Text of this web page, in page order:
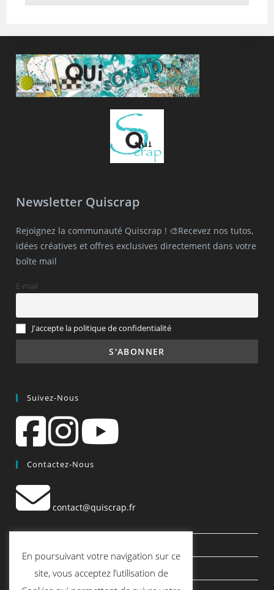
Newsletter Quiscrap
Rejoignez la communauté Quiscrap ! 🎨Recevez nos tutos,
idées créatives et offres exclusives directement dans votre
boîte mail
E-mail
J'accepte la politique de confidentialité
Suivez-Nous
Contactez-Nous
contact@quiscrap.fr
Le Blog
En poursuivant votre navigation sur ce
site, vous acceptez l’utilisation de